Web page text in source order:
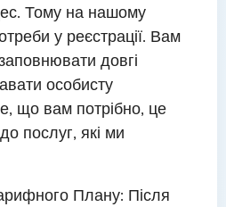
Тому на нашому
у реєстрації. Вам
довгі
особисту
що вам потрібно, це
послуг, які ми
Плану: Після